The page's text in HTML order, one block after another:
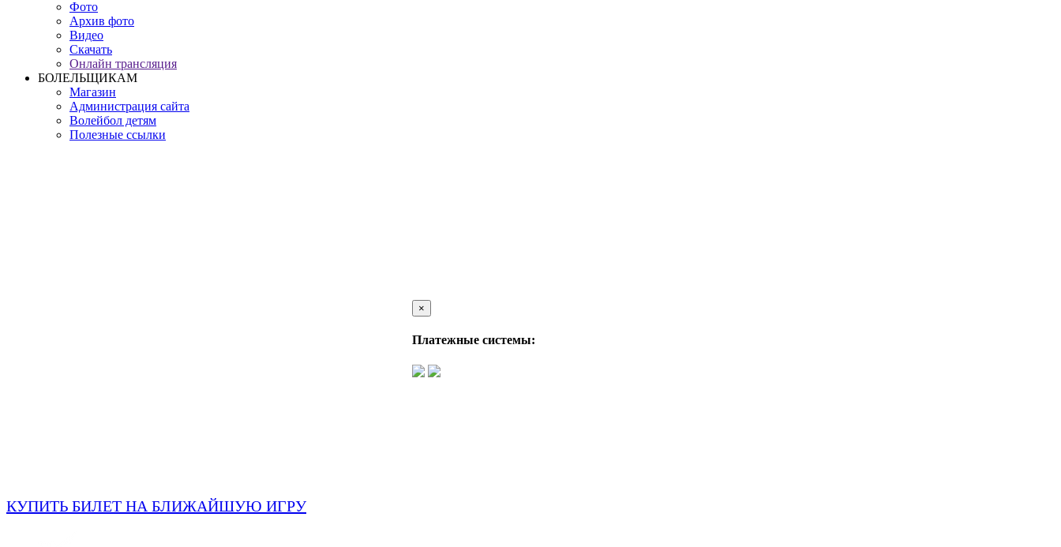
Фото
Архив фото
Видео
Скачать
Онлайн трансляция
БОЛЕЛЬЩИКАМ
Магазин
Администрация сайта
Волейбол детям
Полезные ссылки
×
Платежные системы:
КУПИТЬ БИЛЕТ НА БЛИЖАЙШУЮ ИГРУ